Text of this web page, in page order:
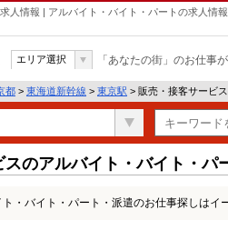
人情報 | アルバイト・バイト・パートの求人情
エリア選択 「あなたの街」のお仕事
都 > 東海道新幹線 > 東京駅 > 販売・接客サービ
のアルバイト・バイト・パ
・バイト・パート・派遣のお仕事探しはイ